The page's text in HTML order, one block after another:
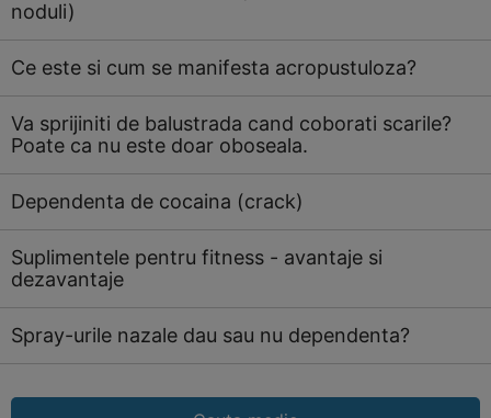
noduli)
Ce este si cum se manifesta acropustuloza?
Va sprijiniti de balustrada cand coborati scarile?
Poate ca nu este doar oboseala.
Dependenta de cocaina (crack)
Suplimentele pentru fitness - avantaje si
dezavantaje
Spray-urile nazale dau sau nu dependenta?